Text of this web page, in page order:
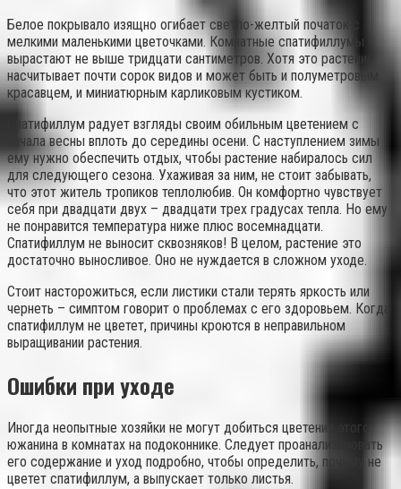
Белое покрывало изящно огибает светло-желтый початок с
мелкими маленькими цветочками. Комнатные спатифиллумы
вырастают не выше тридцати сантиметров. Хотя это растение
насчитывает почти сорок видов и может быть и полуметровым
красавцем, и миниатюрным карликовым кустиком.
Спатифиллум радует взгляды своим обильным цветением с
начала весны вплоть до середины осени. С наступлением зимы
ему нужно обеспечить отдых, чтобы растение набиралось сил
для следующего сезона. Ухаживая за ним, не стоит забывать,
что этот житель тропиков теплолюбив. Он комфортно чувствует
себя при двадцати двух – двадцати трех градусах тепла. Но ему
не понравится температура ниже плюс восемнадцати.
Спатифиллум не выносит сквозняков! В целом, растение это
достаточно выносливое. Оно не нуждается в сложном уходе.
Стоит насторожиться, если листики стали терять яркость или
чернеть – симптом говорит о проблемах с его здоровьем. Когда
спатифиллум не цветет, причины кроются в неправильном
выращивании растения.
Ошибки при уходе
Иногда неопытные хозяйки не могут добиться цветения этого
южанина в комнатах на подоконнике. Следует проанализировать
его содержание и уход подробно, чтобы определить, почему не
цветет спатифиллум, а выпускает только листья.